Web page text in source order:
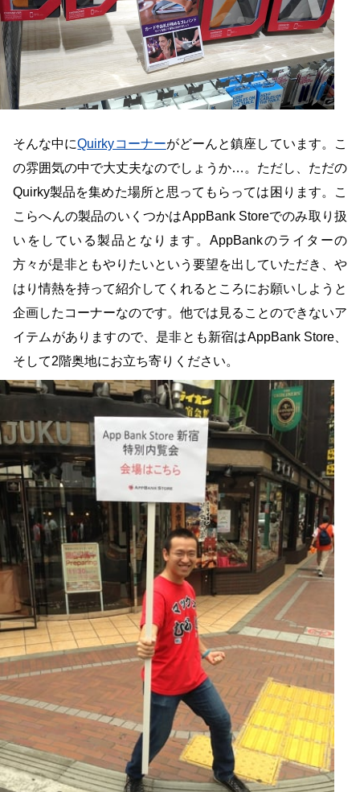
そんな中にQuirkyコーナーがどーんと鎮座しています。こ
の雰囲気の中で大丈夫なのでしょうか…。ただし、ただの
Quirky製品を集めた場所と思ってもらっては困ります。こ
こらへんの製品のいくつかはAppBank Storeでのみ取り扱
いをしている製品となります。AppBankのライターの
方々が是非ともやりたいという要望を出していただき、や
はり情熱を持って紹介してくれるところにお願いしようと
企画したコーナーなのです。他では見ることのできないア
イテムがありますので、是非とも新宿はAppBank Store、
そして2階奥地にお立ち寄りください。